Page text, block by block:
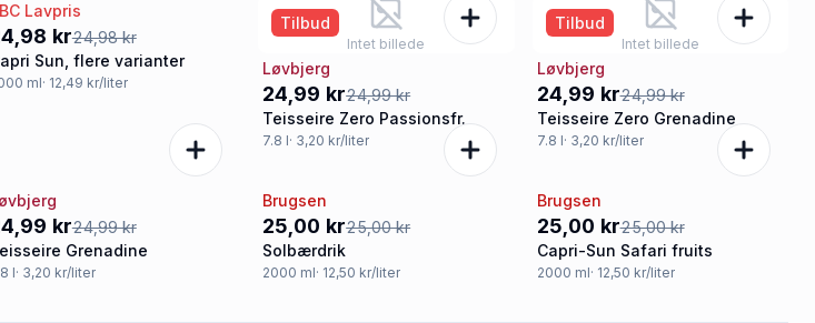
Tilbud
Lavpris
kr24,98 kr
Sun, flere varianter
ml· 12,49 kr/liter
Intet billede
Tilbud
Løvbjerg
24,99 kr24,99 kr
Teisseire Zero Passionsfr.
7.8 l· 3,20 kr/liter
Intet billede
Tilbud
Løvbjerg
24,99 kr24,99 kr
Teisseire Zero Grenadine
7.8 l· 3,20 kr/liter
Tilbud
kr24,99 kr
Grenadine
l· 3,20 kr/liter
Tilbud
Brugsen
25,00 kr25,00 kr
Solbærdrik
2000 ml· 12,50 kr/liter
Tilbud
Brugsen
25,00 kr25,00 kr
Capri-Sun Safari fruits
2000 ml· 12,50 kr/liter